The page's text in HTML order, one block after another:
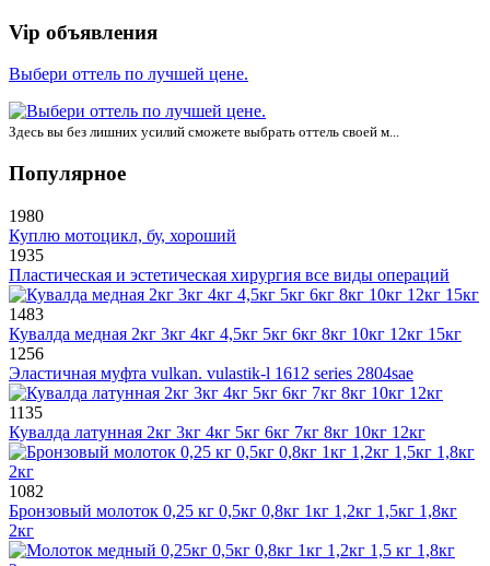
Vip объявления
Выбери оттель по лучшей цене.
Здесь вы без лишних усилий сможете выбрать оттель своей м...
Популярное
1980
Куплю мотоцикл, бу, хороший
1935
Пластическая и эстетическая хирургия все виды операций
1483
Кувалда медная 2кг 3кг 4кг 4,5кг 5кг 6кг 8кг 10кг 12кг 15кг
1256
Эластичная муфта vulkan. vulastik-l 1612 series 2804sae
1135
Кувалда латунная 2кг 3кг 4кг 5кг 6кг 7кг 8кг 10кг 12кг
1082
Бронзовый молоток 0,25 кг 0,5кг 0,8кг 1кг 1,2кг 1,5кг 1,8кг
2кг